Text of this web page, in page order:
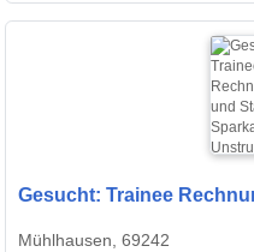
Gesucht: Trainee
Mühlhausen, 69242